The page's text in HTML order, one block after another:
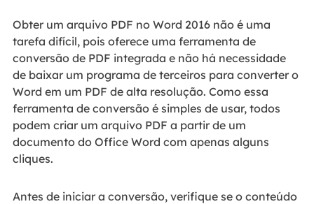
Obter um arquivo PDF no Word 2016 não é uma
tarefa difícil, pois oferece uma ferramenta de
conversão de PDF integrada e não há necessidade
de baixar um programa de terceiros para converter o
Word em um PDF de alta resolução. Como essa
ferramenta de conversão é simples de usar, todos
podem criar um arquivo PDF a partir de um
documento do Office Word com apenas alguns
cliques.
Antes de iniciar a conversão, verifique se o conteúdo